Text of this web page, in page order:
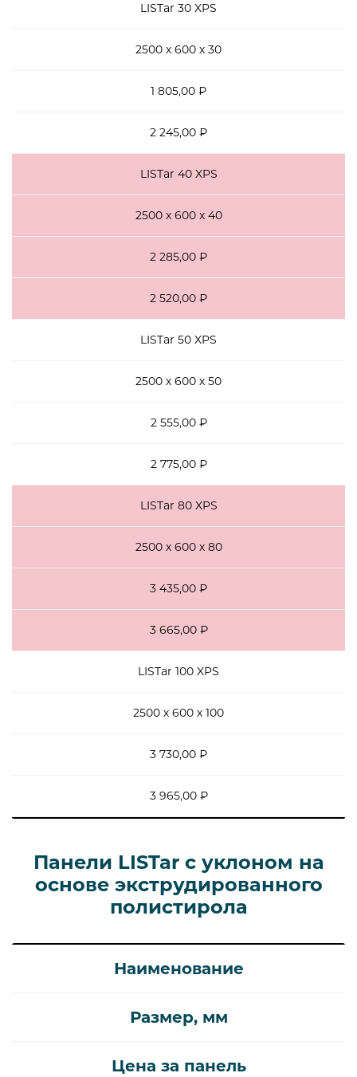
LISTar 30 XPS
2500 х 600 х 30
1 805,00 ₽
2 245,00 ₽
LISTar 40 XPS
2500 х 600 х 40
2 285,00 ₽
2 520,00 ₽
LISTar 50 XPS
2500 х 600 х 50
2 555,00 ₽
2 775,00 ₽
LISTar 80 XPS
2500 х 600 х 80
3 435,00 ₽
3 665,00 ₽
LISTar 100 XPS
2500 х 600 х 100
3 730,00 ₽
3 965,00 ₽
Панели LISTar с уклоном на
основе экструдированного
полистирола
Наименование
Размер, мм
Цена за панель